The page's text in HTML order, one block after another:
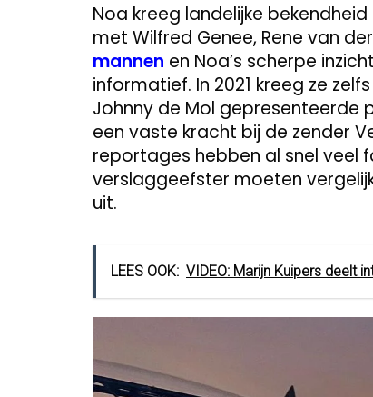
Noa kreeg landelijke
met Wilfred Genee, Rene van
mannen en Noa’s scherpe
informatief. In 2021 kreeg ze
Johnny de Mol gepresenteerde
een vaste kracht bij de zender
reportages hebben al snel veel
verslaggeefster moeten
uit.
LEES OOK: VIDEO: Marijn Kuipers deelt